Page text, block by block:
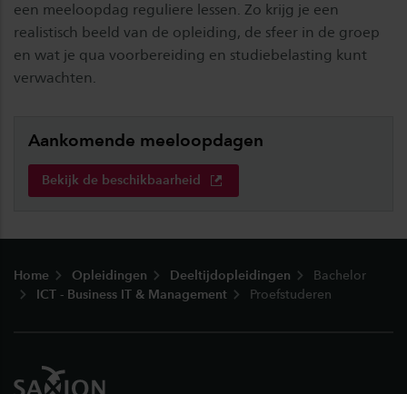
een meeloopdag reguliere lessen. Zo krijg je een
realistisch beeld van de opleiding, de sfeer in de groep
en wat je qua voorbereiding en studiebelasting kunt
verwachten.
Aankomende meeloopdagen
Bekijk de beschikbaarheid
Home Opleidingen Deeltijdopleidingen
Bachelor
ICT - Business IT & Management
Proefstuderen